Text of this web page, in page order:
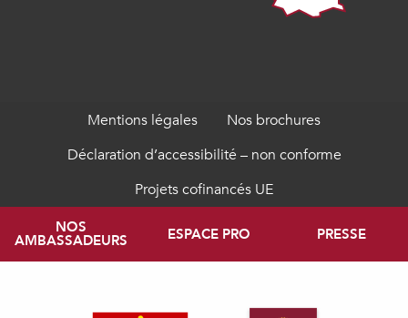
Mentions légales
Nos brochures
Déclaration d’accessibilité – non conforme
Projets cofinancés UE
NOS
AMBASSADEURS ESPACE PRO PRESSE